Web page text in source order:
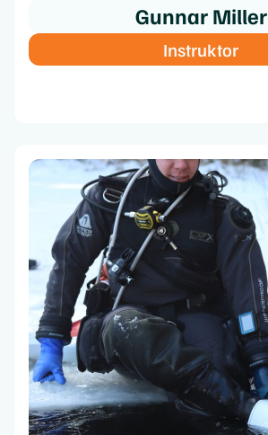
Gunnar Miller
Instruktor